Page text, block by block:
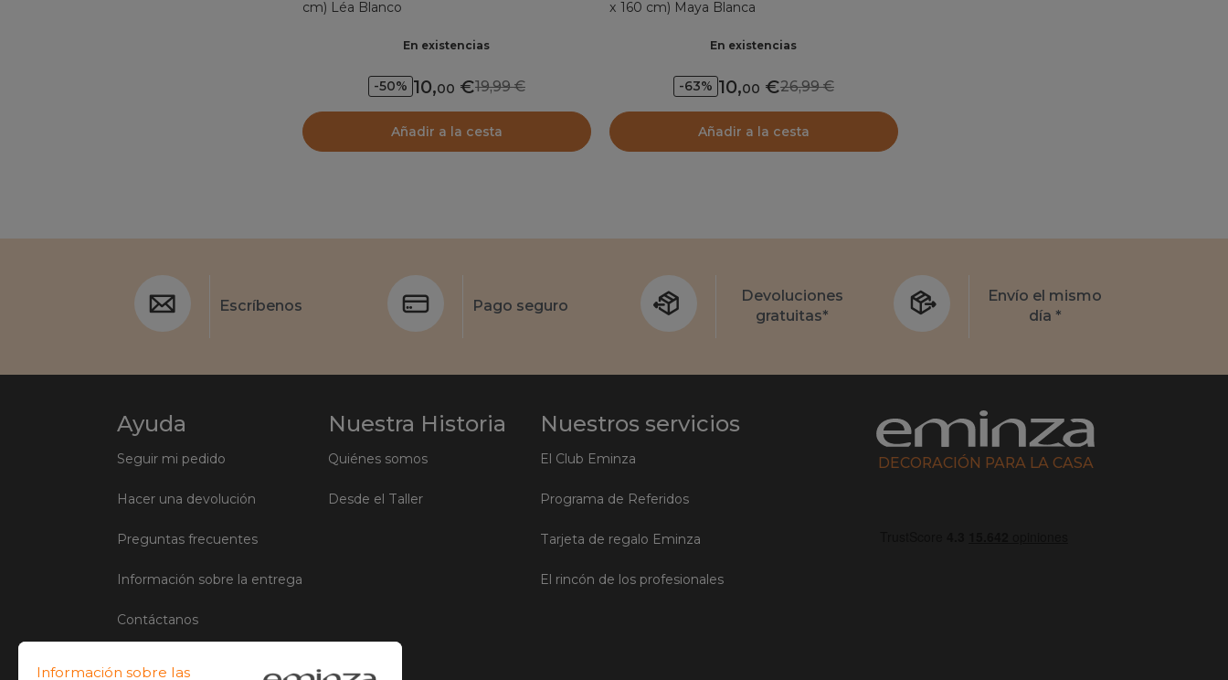
cm) Léa Blanco
En existencias
-50% 10,00 19,99
Añadir a la cesta
x 160 cm) Maya Blanca
En existencias
-63% 10,00 26,99
Añadir a la cesta
Escríbenos Pago seguro
Devoluciones
gratuitas*
Envío el mismo
día *
Ayuda
Seguir mi pedido
Hacer una devolución
Preguntas frecuentes
Información sobre la entrega
Contáctanos
Nuestra Historia
Quiénes somos
Desde el Taller
Nuestros servicios
El Club Eminza
Programa de Referidos
Tarjeta de regalo Eminza
El rincón de los profesionales
DECORACIÓN PARA LA CASA